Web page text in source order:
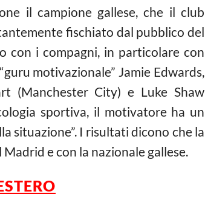
il campione gallese, che il club
fischiato dal pubblico del
con i compagni, in particolare con
motivazionale” Jamie Edwards,
(Manchester City) e Luke Shaw
sportiva, il motivatore ha un
situazione”. I risultati dicono che la
e con la nazionale gallese.